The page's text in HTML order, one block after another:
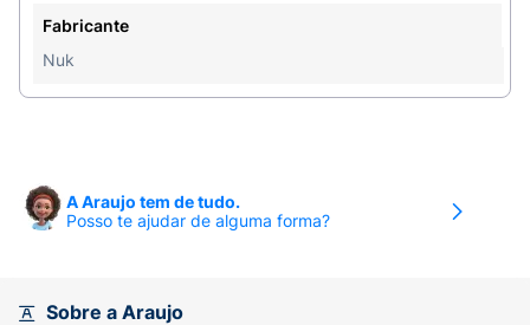
Indicação:
Fabricante
Nuk
A Araujo tem de tudo.
Posso te ajudar de alguma forma?
Sobre a Araujo